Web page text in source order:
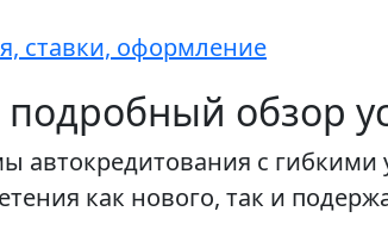
ставки, оформление
обзор
автокредитования с
как нового, так и